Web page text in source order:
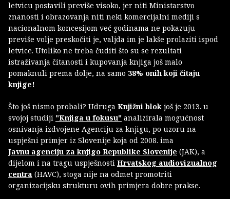
letvicu postavili previše visoko, jer niti Ministarstvo
znanosti i obrazovanja niti neki komercijalni mediji s
nacionalnom koncesijom već godinama ne pokazuju
previše volje preskočiti je, valjda im je lakše prolaziti ispod
letvice. Utoliko ne treba čuditi što su se rezultati
istraživanja čitanosti i kupovanja knjiga još malo
pomaknuli prema dolje, na samo 38% onih koji čitaju
knjige!
Što još nismo probali? Udruga Knjižni blok još je 2013. u
svojoj studiji "Knjiga u fokusu" analizirala mogućnost
osnivanja izdvojene Agenciju za knjigu, po uzoru na
uspješni primjer iz Slovenije koja od 2008. ima
Javnu agenciju za knjigo Republike Slovenije (JAK), a
dijelom i na tragu uspješnosti Hrvatskog audiovizualnog
centra (HAVC), stoga nije na odmet promotriti
organizacijsku strukturu ovih primjera dobre prakse.